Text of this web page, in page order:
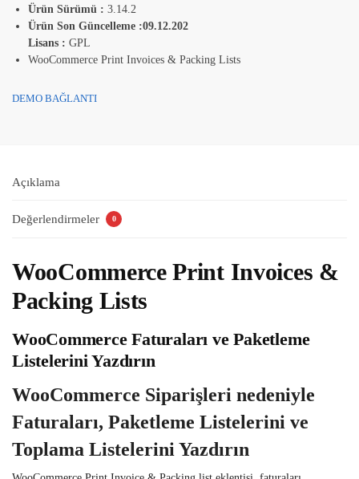
Ürün Sürümü : 3.14.2
Ürün Son Güncelleme :09.12.202
Lisans : GPL
WooCommerce Print Invoices & Packing Lists
DEMO BAĞLANTI
Açıklama
Değerlendirmeler 0
WooCommerce Print Invoices &
Packing Lists
WooCommerce Faturaları ve Paketleme
Listelerini Yazdırın
WooCommerce Siparişleri nedeniyle
Faturaları, Paketleme Listelerini ve
Toplama Listelerini Yazdırın